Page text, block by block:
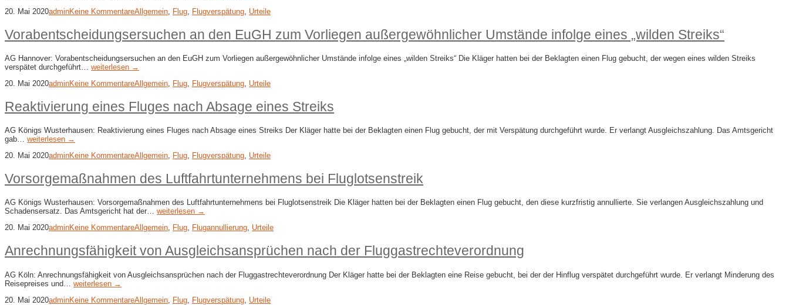
20. Mai 2020adminKeine KommentareAllgemein Flug Flugverspätung Urteile
Vorabentscheidungsersuchen an den EuGH zum Vorliegen außergewöhnlicher Umstände infolge eines „wilden Streiks“
AG Hannover: Vorabentscheidungsersuchen an den EuGH zum Vorliegen außergewöhnlicher Umstände infolge eines „wilden Streiks“ Die Kläger hatten bei der Beklagten einen Flug gebucht, der wegen eines wilden Streiks
verspätet durchgeführt… weiterlesen →
20. Mai 2020adminKeine KommentareAllgemein, Flug, Flugverspätung, Urteile
Reaktivierung eines Fluges nach Absage eines Streiks
AG Königs Wusterhausen: Reaktivierung eines Fluges nach Absage eines Streiks Der Kläger hatte bei der Beklagten einen Flug gebucht, der mit Verspätung durchgeführt wurde. Er verlangt Ausgleichszahlung. Das Amtsgericht
gab… weiterlesen →
20. Mai 2020adminKeine KommentareAllgemein, Flug, Flugverspätung, Urteile
Vorsorgemaßnahmen des Luftfahrtunternehmens bei Fluglotsenstreik
AG Königs Wusterhausen: Vorsorgemaßnahmen des Luftfahrtunternehmens bei Fluglotsenstreik Die Kläger hatten bei der Beklagten einen Flug gebucht, den diese kurzfristig annullierte. Sie verlangen Ausgleichszahlung und
Schadensersatz. Das Amtsgericht hat der… weiterlesen →
20. Mai 2020adminKeine KommentareAllgemein, Flug, Flugannullierung, Urteile
Anrechnungsfähigkeit von Ausgleichsansprüchen nach der Fluggastrechteverordnung
AG Köln: Anrechnungsfähigkeit von Ausgleichsansprüchen nach der Fluggastrechteverordnung Der Kläger hatte bei der Beklagten eine Reise gebucht, bei der der Hinflug verspätet durchgeführt wurde. Er verlangt Minderung des
Reisepreises und… weiterlesen →
20. Mai 2020adminKeine KommentareAllgemein Flug Flugverspätung Urteile